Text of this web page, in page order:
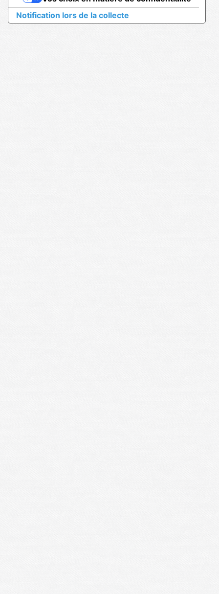
Notification lors de la collecte